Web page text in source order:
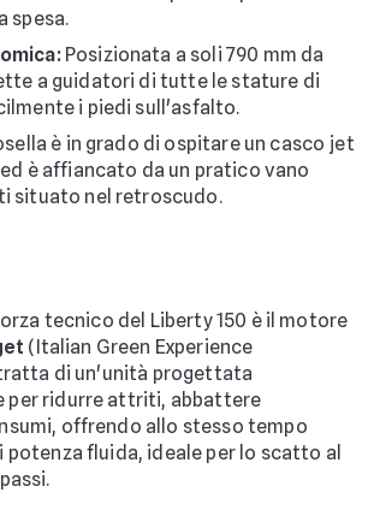
spesa.
Posizionata a soli 790 mm da
a guidatori di tutte le stature di
i piedi sull'asfalto.
è in grado di ospitare un casco jet
è affiancato da un pratico vano
situato nel retroscudo.
tecnico del Liberty 150 è il motore
(Italian Green Experience
di un'unità progettata
per ridurre attriti, abbattere
offrendo allo stesso tempo
potenza fluida, ideale per lo scatto al